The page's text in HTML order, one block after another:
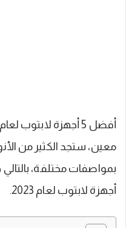
معين، ستجد الكثير من
أجهزة لابتوب لعام 2023.